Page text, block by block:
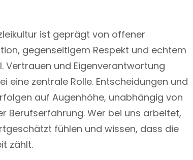
ist geprägt von offener
gegenseitigem Respekt und echtem
Vertrauen und Eigenverantwortung
eine zentrale Rolle. Entscheidungen und
auf Augenhöhe, unabhängig von
Berufserfahrung. Wer bei uns arbeitet,
fühlen und wissen, dass die
zählt.